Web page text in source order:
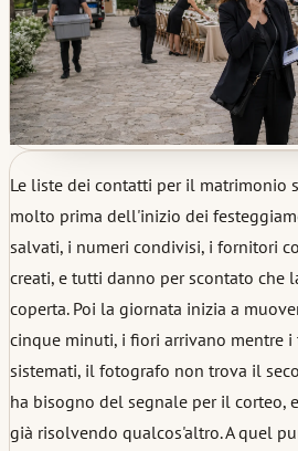
Le liste dei contatti per il matrimonio
molto prima dell'inizio dei
salvati, i numeri condivisi, i fornitori
creati, e tutti danno per scontato che
coperta. Poi la giornata inizia a
cinque minuti, i fiori arrivano mentre
sistemati, il fotografo non trova il
ha bisogno del segnale per il corteo,
già risolvendo qualcos'altro. A quel